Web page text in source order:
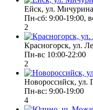
Ейск, ул.
Пн-cб: 9:00-19:00,
2
Красногорск, ул.
Пн-вс 10:00-22:00
2
Новороссийск, ул.
Пн-вс: 9:00-19:00
4